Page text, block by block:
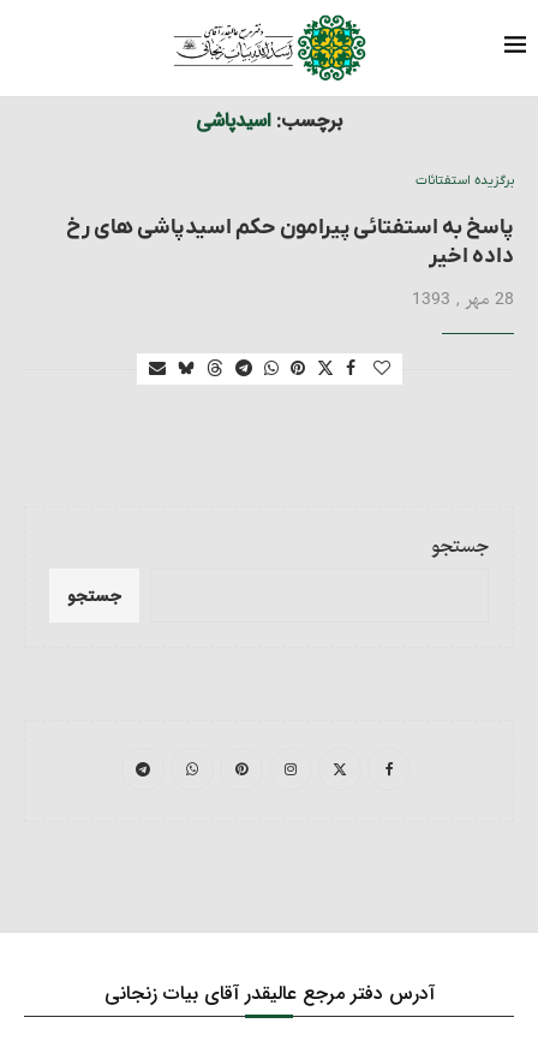
نوشته های برچسب شده با "اسیدپاشی"
برچسب:اسیدپاشی
برگزیده استفتائات
پاسخ به استفتائی پیرامون حکم اسیدپاشی های رخ
داده اخیر
28 مهر , 1393
جستجو
جستجو
آدرس دفتر مرجع عالیقدر آقای بیات زنجانی